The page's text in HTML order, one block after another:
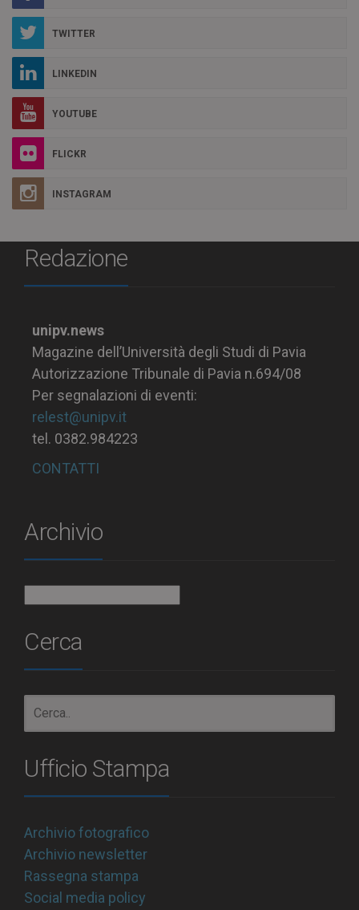
TWITTER
LINKEDIN
YOUTUBE
FLICKR
INSTAGRAM
Redazione
unipv.news
Magazine dell’Università degli Studi di Pavia
Autorizzazione Tribunale di Pavia n.694/08
Per segnalazioni di eventi:
relest@unipv.it
tel. 0382.984223
CONTATTI
Archivio
Cerca
Ufficio Stampa
Archivio fotografico
Archivio newsletter
Rassegna stampa
Social media policy